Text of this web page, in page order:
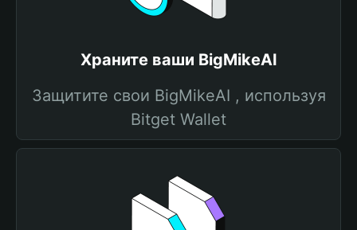
Храните ваши BigMikeAI
Защитите свои BigMikeAI , используя
Bitget Wallet